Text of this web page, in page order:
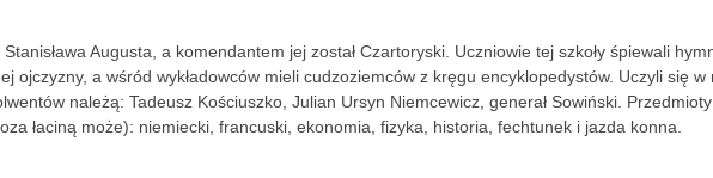
Augusta, a komendantem jej został Czartoryski. Uczniowie tej szkoły śpiewali
ojczyzny, a wśród wykładowców mieli cudzoziemców z kręgu encyklopedystów. Uczyli się w
należą: Tadeusz Kościuszko, Julian Ursyn Niemcewicz, generał Sowiński. Przedmioty
łaciną może): niemiecki, francuski, ekonomia, fizyka, historia, fechtunek i jazda konna.